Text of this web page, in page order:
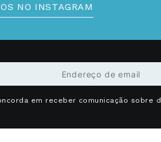
NO INSTAGRAM
em receber comunicação sobre